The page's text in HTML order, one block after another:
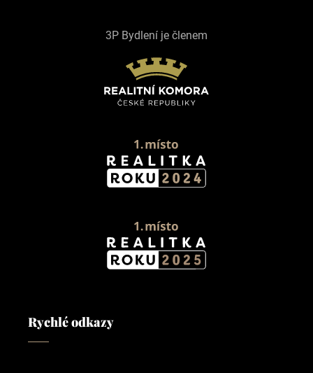
3P Bydlení je členem
Rychlé odkazy